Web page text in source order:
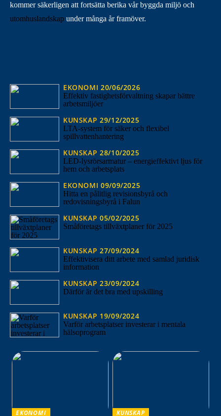
kommer säkerligen att fortsätta berika vår byggda miljö och
utomhuslandskap under många år framöver.
EKONOMI 20/06/2026
Effektiv fastighetsförvaltning skapar bättre
arbetsmiljöer
KUNSKAP 29/12/2025
LTA-system för säker och flexibel
spillvattenhantering
KUNSKAP 28/10/2025
LED-lysrörsarmatur – energieffektivt ljus för
hem och arbetsplats
EKONOMI 09/09/2025
Hitta en pålitlig revisionsbyrå och
redovisningsbyrå i Falun
KUNSKAP 05/02/2025
Småföretags tillväxtplaner för 2025
KUNSKAP 27/09/2024
Effektivisera ditt arbete med samlad juridisk
information
KUNSKAP 23/09/2024
Därför är det bra med upskilling
KUNSKAP 19/09/2024
Varför arbetsplatser investerar i mentala
hälsoprogram
EKONOMI KUNSKAP